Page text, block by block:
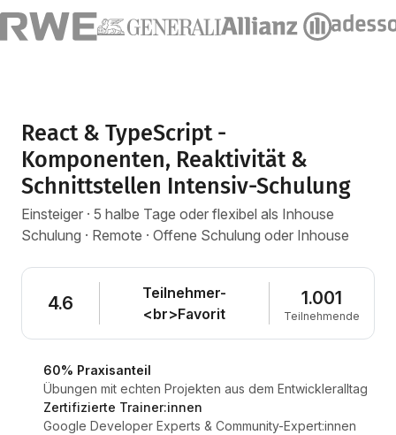
React & TypeScript -
Komponenten, Reaktivität &
Schnittstellen Intensiv-Schulung
Einsteiger · 5 halbe Tage oder flexibel als Inhouse
Schulung · Remote · Offene Schulung oder Inhouse
4.6
Teilnehmer-
<br>Favorit
1.001
Teilnehmende
60% Praxisanteil
Übungen mit echten Projekten aus dem Entwickleralltag
Zertifizierte Trainer:innen
Google Developer Experts & Community-Expert:innen